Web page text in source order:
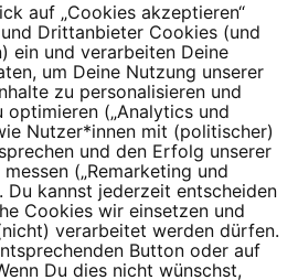
Unterschied. Schließe Dich 4,5
0‍0‍0‍0 0‍0
auf „Cookies akzeptieren“
Drittanbieter Cookies (und
ein und verarbeiten Deine
um Deine Nutzung unserer
zu personalisieren und
optimieren („Analytics und
Nutzer*innen mit (politischer)
und den Erfolg unserer
(„Remarketing und
Du kannst jederzeit entscheiden
Cookies wir einsetzen und
verarbeitet werden dürfen.
Button oder auf
Du dies nicht wünschst,